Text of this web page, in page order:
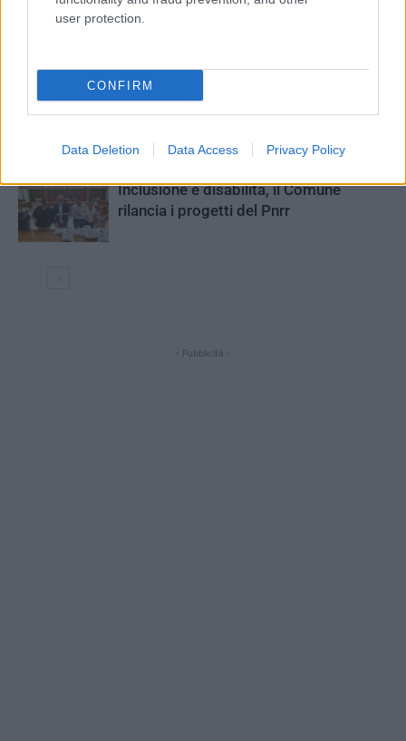
user protection.
CONFIRM
Data Deletion Data Access Privacy Policy
Il sì all’assestamento di bilancio, ma è
ACS, Iacovacci ai dipendenti: «La
Inclusione e disabilità, il Comune
rilancia i progetti del Pnrr
- Pubblicità -